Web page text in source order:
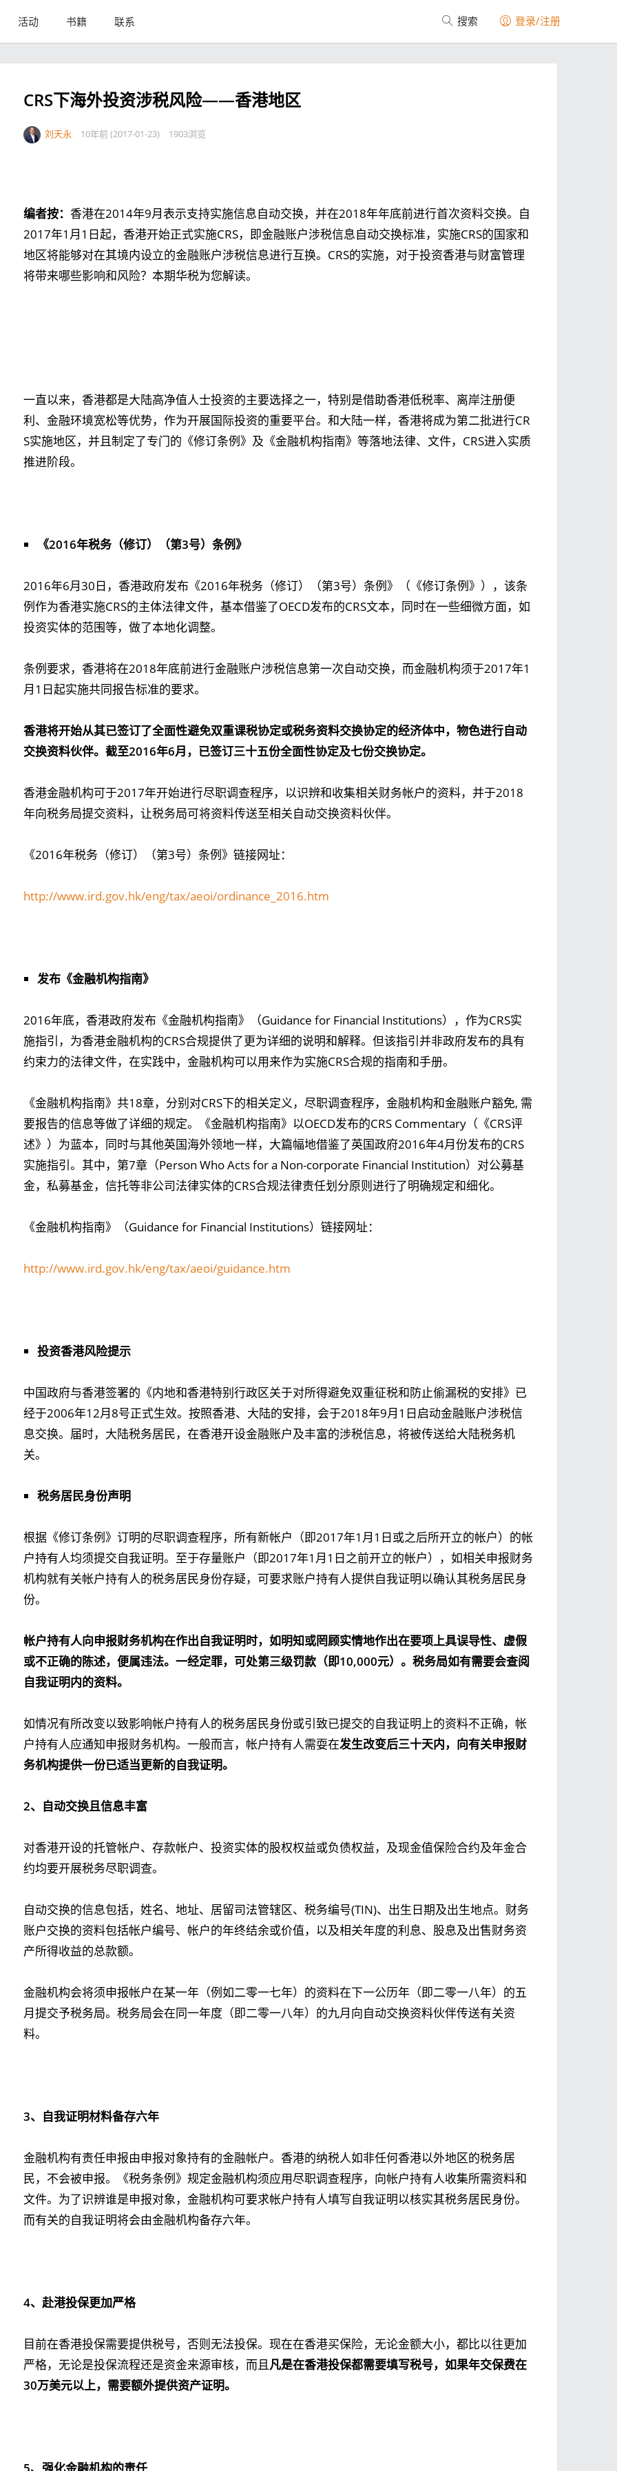
活动 书籍 联系 搜索 登录/注册
CRS下海外投资涉税风险——香港地区
刘天永 10年前 (2017-01-23) 1903浏览
编者按： 香港在2014年9月表示支持实施信息自动交换，并在2018年年底前进行首次资料交换。自
2017年1月1日起，香港开始正式实施CRS，即金融账户涉税信息自动交换标准，实施CRS的国家和
地区将能够对在其境内设立的金融账户涉税信息进行互换。CRS的实施，对于投资香港与财富管理
将带来哪些影响和风险？本期华税为您解读。
一直以来，香港都是大陆高净值人士投资的主要选择之一，特别是借助香港低税率、离岸注册便
利、金融环境宽松等优势，作为开展国际投资的重要平台。和大陆一样，香港将成为第二批进行CR
S实施地区，并且制定了专门的《修订条例》及《金融机构指南》等落地法律、文件，CRS进入实质
推进阶段。
《2016年税务（修订）（第3号）条例》
2016年6月30日，香港政府发布《2016年税务（修订）（第3号）条例》（《修订条例》），该条
例作为香港实施CRS的主体法律文件，基本借鉴了OECD发布的CRS文本，同时在一些细微方面，如
投资实体的范围等，做了本地化调整。
条例要求，香港将在2018年底前进行金融账户涉税信息第一次自动交换，而金融机构须于2017年1
月1日起实施共同报告标准的要求。
香港将开始从其已签订了全面性避免双重课税协定或税务资料交换协定的经济体中，物色进行自动
交换资料伙伴。截至2016年6月，已签订三十五份全面性协定及七份交换协定。
香港金融机构可于2017年开始进行尽职调查程序，以识辨和收集相关财务帐户的资料，并于2018
年向税务局提交资料，让税务局可将资料传送至相关自动交换资料伙伴。
《2016年税务（修订）（第3号）条例》链接网址：
http://www.ird.gov.hk/eng/tax/aeoi/ordinance_2016.htm
发布《金融机构指南》
2016年底，香港政府发布《金融机构指南》（Guidance for Financial Institutions），作为CRS实
施指引，为香港金融机构的CRS合规提供了更为详细的说明和解释。但该指引并非政府发布的具有
约束力的法律文件，在实践中，金融机构可以用来作为实施CRS合规的指南和手册。
《金融机构指南》共18章，分别对CRS下的相关定义，尽职调查程序，金融机构和金融账户豁免, 需
要报告的信息等做了详细的规定。《金融机构指南》以OECD发布的CRS Commentary（《CRS评
述》）为蓝本，同时与其他英国海外领地一样，大篇幅地借鉴了英国政府2016年4月份发布的CRS
实施指引。其中，第7章（Person Who Acts for a Non-corporate Financial Institution）对公募基
金，私募基金，信托等非公司法律实体的CRS合规法律责任划分原则进行了明确规定和细化。
《金融机构指南》（Guidance for Financial Institutions）链接网址：
http://www.ird.gov.hk/eng/tax/aeoi/guidance.htm
投资香港风险提示
中国政府与香港签署的《内地和香港特别行政区关于对所得避免双重征税和防止偷漏税的安排》已
经于2006年12月8号正式生效。按照香港、大陆的安排，会于2018年9月1日启动金融账户涉税信
息交换。届时，大陆税务居民，在香港开设金融账户及丰富的涉税信息，将被传送给大陆税务机
关。
税务居民身份声明
根据《修订条例》订明的尽职调查程序，所有新帐户（即2017年1月1日或之后所开立的帐户）的帐
户持有人均须提交自我证明。至于存量账户（即2017年1月1日之前开立的帐户），如相关申报财务
机构就有关帐户持有人的税务居民身份存疑，可要求账户持有人提供自我证明以确认其税务居民身
份。
帐户持有人向申报财务机构在作出自我证明时，如明知或罔顾实情地作出在要项上具误导性、虚假
或不正确的陈述，便属违法。一经定罪，可处第三级罚款（即10,000元）。税务局如有需要会查阅
自我证明内的资料。
如情况有所改变以致影响帐户持有人的税务居民身份或引致已提交的自我证明上的资料不正确，帐
户持有人应通知申报财务机构。一般而言，帐户持有人需耍在发生改变后三十天内，向有关申报财
务机构提供一份已适当更新的自我证明。
2、自动交换且信息丰富
对香港开设的托管帐户、存款帐户、投资实体的股权权益或负债权益，及现金值保险合约及年金合
约均要开展税务尽职调查。
自动交换的信息包括，姓名、地址、居留司法管辖区、税务编号(TIN)、出生日期及出生地点。财务
账户交换的资料包括帐户编号、帐户的年终结余或价值，以及相关年度的利息、股息及出售财务资
产所得收益的总款额。
金融机构会将须申报帐户在某一年（例如二零一七年）的资料在下一公历年（即二零一八年）的五
月提交予税务局。税务局会在同一年度（即二零一八年）的九月向自动交换资料伙伴传送有关资
料。
3、自我证明材料备存六年
金融机构有责任申报由申报对象持有的金融帐户。香港的纳税人如非任何香港以外地区的税务居
民，不会被申报。《税务条例》规定金融机构须应用尽职调查程序，向帐户持有人收集所需资料和
文件。为了识辨谁是申报对象，金融机构可要求帐户持有人填写自我证明以核实其税务居民身份。
而有关的自我证明将会由金融机构备存六年。
4、赴港投保更加严格
目前在香港投保需要提供税号，否则无法投保。现在在香港买保险，无论金额大小，都比以往更加
严格，无论是投保流程还是资金来源审核，而且凡是在香港投保都需要填写税号，如果年交保费在
30万美元以上，需要额外提供资产证明。